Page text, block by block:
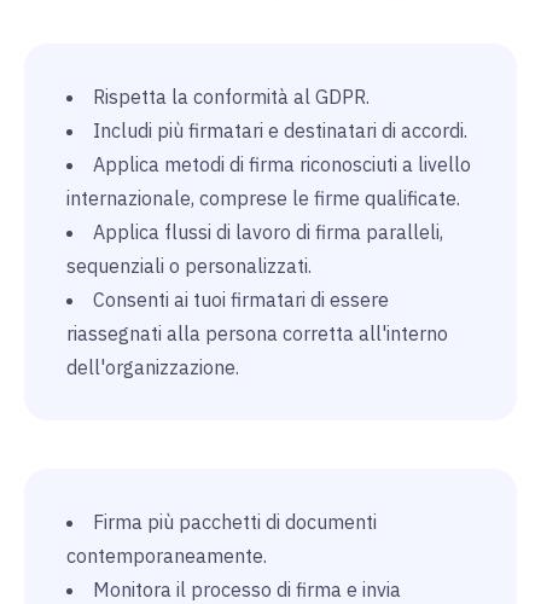
Rispetta la conformità al GDPR.
Includi più firmatari e destinatari di accordi.
Applica metodi di firma riconosciuti a livello
internazionale, comprese le firme qualificate.
Applica flussi di lavoro di firma paralleli,
sequenziali o personalizzati.
Consenti ai tuoi firmatari di essere
riassegnati alla persona corretta all'interno
dell'organizzazione.
Firma più pacchetti di documenti
contemporaneamente.
Monitora il processo di firma e invia